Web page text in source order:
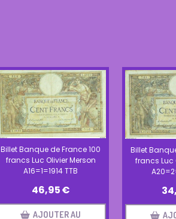
Billet Banque de France 100
francs Luc Olivier Merson
A16=1=1914 TTB
46,95€
AJOUTER AU
Billet
francs Luc